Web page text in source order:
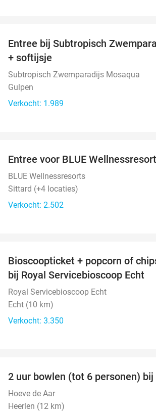
Entree bij Subtropisch
+ softijsje
Subtropisch Zwemparadijs Mosaqua
Gulpen
Verkocht: 1.989
Entree voor BLUE
BLUE Wellnessresorts
Sittard (+4 locaties)
Verkocht: 2.502
Bioscoopticket + popcorn of
bij Royal Servicebioscoop Echt
Royal Servicebioscoop Echt
Echt (10 km)
Verkocht: 3.350
2 uur bowlen (tot 6 personen) bij
Hoeve de Aar
Heerlen (12 km)